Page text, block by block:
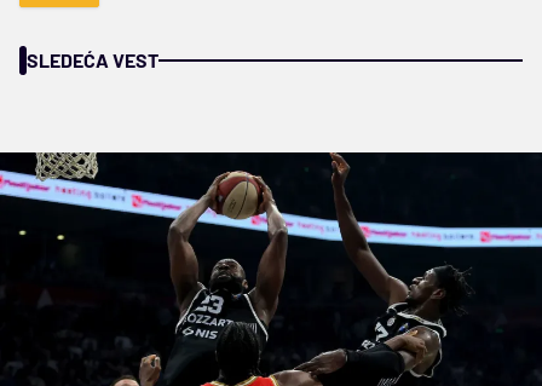
SLEDEĆA VEST